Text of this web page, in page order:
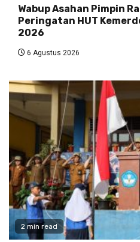
Wabup Asahan Pimpin
Peringatan HUT
2026
6 Agustus 2026
2 min read